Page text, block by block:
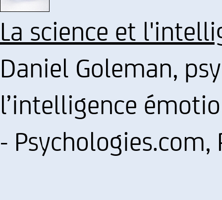
La science et
Daniel Goleman,
l’intelligence
- Psychologies.com,